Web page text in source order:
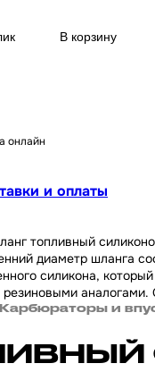
В корзину
онлайн
и оплаты
топливный
диаметр шланга
силикона,
аналогами.
Карбюраторы и